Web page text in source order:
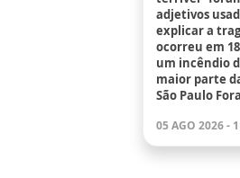
adjetivos
explicar a
ocorreu em
um incêndio
maior parte
São Paulo
05 AGO 2026 -